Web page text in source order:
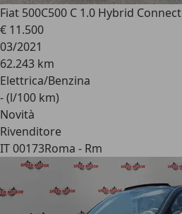
Fiat 500C500 C 1.0 Hybrid Connect
€ 11.500
03/2021
62.243 km
Elettrica/Benzina
- (l/100 km)
Novità
Rivenditore
IT 00173Roma - Rm